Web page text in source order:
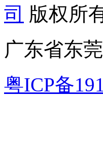
司 版权所
广东省东
粤ICP备